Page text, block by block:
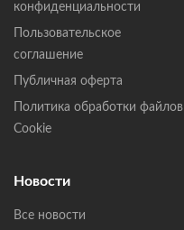
конфиденциальности
Пользовательское
соглашение
Публичная оферта
Политика обработки файлов
Cookie
Новости
Все новости